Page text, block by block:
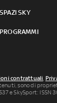
SPAZI SKY
PROGRAMMI
contrattuali,
sono di
e SkySport: ISSN